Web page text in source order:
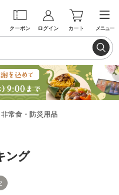
クーポン ログイン カート メニュー
非常食・防災用品
ング